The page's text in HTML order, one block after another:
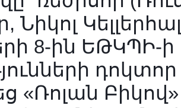
Նիկոլ
8-ին
«Ռոլան